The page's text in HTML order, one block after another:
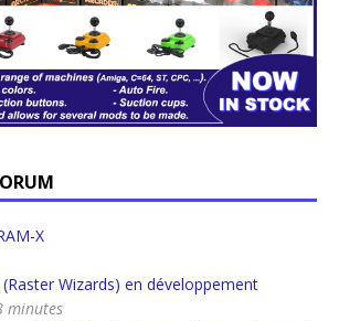
X
(Raster Wizards) en développement
minutes